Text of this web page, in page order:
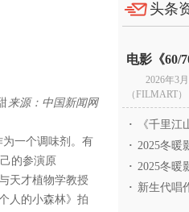
来源：中国新闻网
一个调味剂。有
的参演原
天才植物学教授
人的小森林》拍
头条
2026年3
（FILMART）
·
《千里江
· 2025冬暖
· 2025冬暖影
· 新生代唱作